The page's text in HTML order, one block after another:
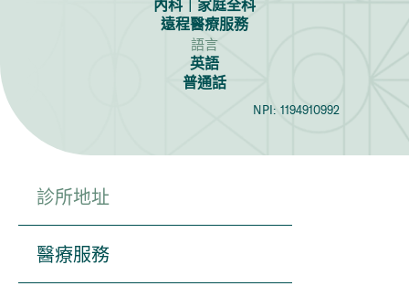
內科｜家庭全科
遠程醫療服務
語言
英語
普通話
NPI: 1194910992
診所地址
醫療服務